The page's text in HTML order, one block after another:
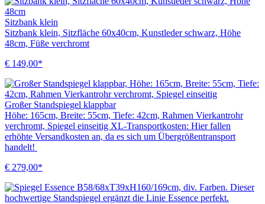
Sitzbank klein
Sitzbank klein, Sitzfläche 60x40cm, Kunstleder schwarz, Höhe
48cm, Füße verchromt
€ 149,00*
Großer Standspiegel klappbar
Höhe: 165cm, Breite: 55cm, Tiefe: 42cm, Rahmen Vierkantrohr
verchromt, Spiegel einseitig XL-Transportkosten: Hier fallen
erhöhte Versandkosten an, da es sich um Übergrößentransport
handelt!
€ 279,00*